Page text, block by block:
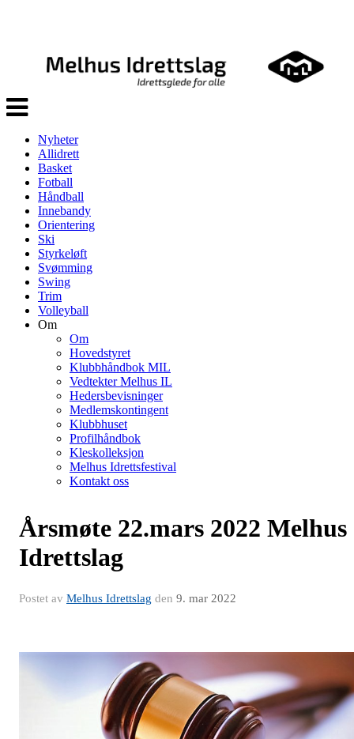
Veksle
navigasjon
Nyheter
Allidrett
Basket
Fotball
Håndball
Innebandy
Orientering
Ski
Styrkeløft
Svømming
Swing
Trim
Volleyball
Om
Om
Hovedstyret
Klubbhåndbok MIL
Vedtekter Melhus IL
Hedersbevisninger
Medlemskontingent
Klubbhuset
Profilhåndbok
Kleskolleksjon
Melhus Idrettsfestival
Kontakt oss
Årsmøte 22.mars 2022 Melhus
Idrettslag
Postet av Melhus Idrettslag den 9. mar 2022